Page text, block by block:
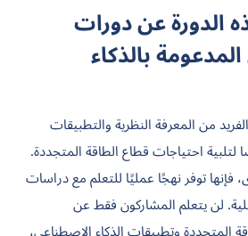
عن دورات
بالذكاء
من المعرفة النظرية والتطبيقات
احتياجات قطاع الطاقة المتجددة.
توفر نهجًا عمليًا للتعلم مع دراسات
لن يتعلم المشاركون فقط عن